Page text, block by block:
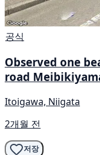
공식
Observed one
road
Itoigawa, Niigata
2개월 전
저장